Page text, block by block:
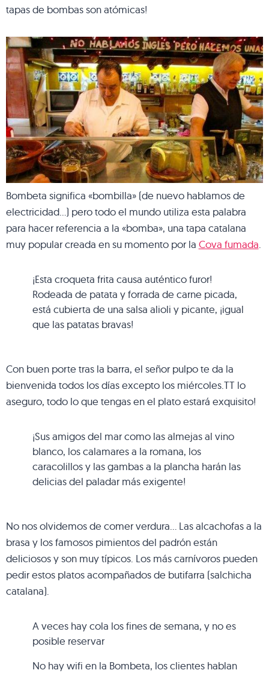
tapas de bombas son atómicas!
Bombeta significa «bombilla» (de nuevo hablamos de
electricidad…) pero todo el mundo utiliza esta palabra
para hacer referencia a la «bomba», una tapa catalana
muy popular creada en su momento por la Cova fumada
¡Esta croqueta frita causa auténtico furor!
Rodeada de patata y forrada de carne picada,
está cubierta de una salsa alioli y picante, ¡igual
que las patatas bravas!
Con buen porte tras la barra, el señor pulpo te da la
bienvenida todos los días excepto los miércoles.TT lo
aseguro, todo lo que tengas en el plato estará exquisito!
¡Sus amigos del mar como las almejas al vino
blanco, los calamares a la romana, los
caracolillos y las gambas a la plancha harán las
delicias del paladar más exigente!
No nos olvidemos de comer verdura… Las alcachofas a la
brasa y los famosos pimientos del padrón están
deliciosos y son muy típicos. Los más carnívoros pueden
pedir estos platos acompañados de butifarra (salchicha
catalana).
A veces hay cola los fines de semana, y no es
posible reservar
No hay wifi en la Bombeta, los clientes hablan